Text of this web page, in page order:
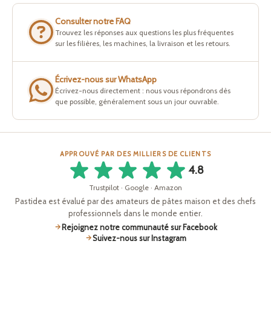
Consulter notre FAQ
Trouvez les réponses aux questions les plus fréquentes
sur les filières, les machines, la livraison et les retours.
Écrivez-nous sur WhatsApp
Écrivez-nous directement : nous vous répondrons dès
que possible, généralement sous un jour ouvrable.
APPROUVÉ PAR DES MILLIERS DE CLIENTS
4.8
Trustpilot · Google · Amazon
Pastidea est évalué par des amateurs de pâtes maison et des chefs
professionnels dans le monde entier.
Rejoignez notre communauté sur Facebook
Suivez-nous sur Instagram